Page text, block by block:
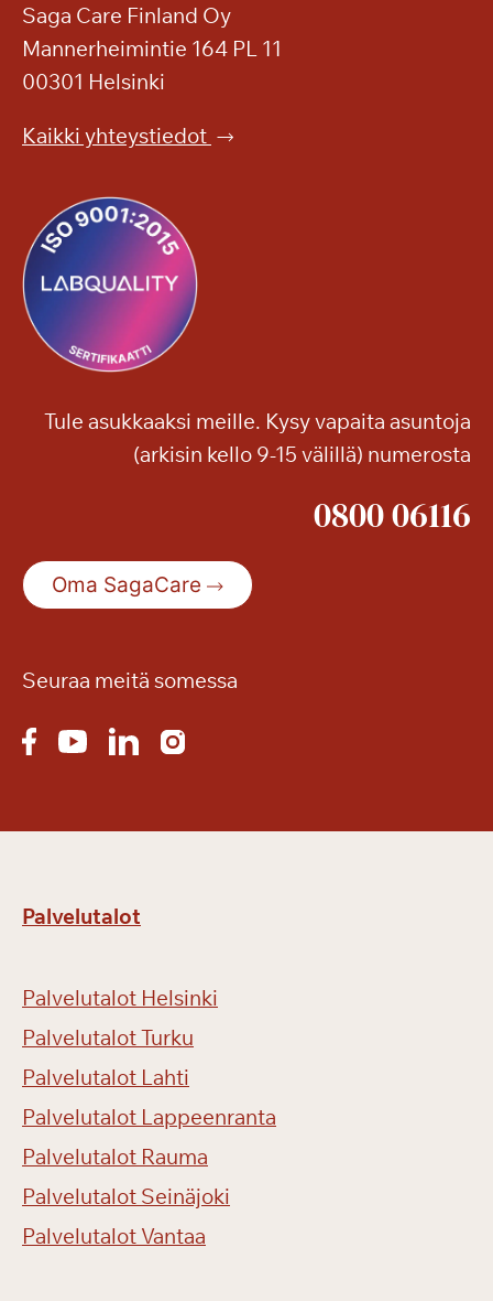
Saga Care Finland Oy
Mannerheimintie 164 PL 11
00301 Helsinki
Kaikki yhteystiedot
Tule asukkaaksi meille. Kysy vapaita asuntoja
(arkisin kello 9-15 välillä) numerosta
0800 06116
Oma SagaCare
Seuraa meitä somessa
Palvelutalot
Palvelutalot Helsinki
Palvelutalot Turku
Palvelutalot Lahti
Palvelutalot Lappeenranta
Palvelutalot Rauma
Palvelutalot Seinäjoki
Palvelutalot Vantaa